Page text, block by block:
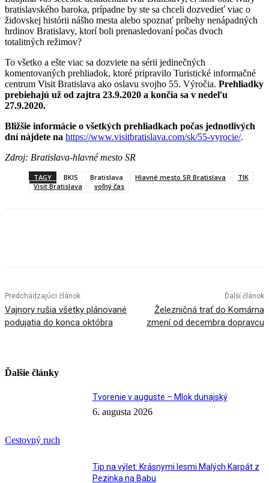
bratislavského baroka, prípadne by ste sa chceli dozvedieť viac o
židovskej histórii nášho mesta alebo spoznať príbehy nenápadných
hrdinov Bratislavy, ktorí boli prenasledovaní počas dvoch
totalitných režimov?
To všetko a ešte viac sa dozviete na sérii jedinečných
komentovaných prehliadok, ktoré pripravilo Turistické informačné
centrum Visit Bratislava ako oslavu svojho 55. Výročia. Prehliadky
prebiehajú už od zajtra 23.9.2020 a končia sa v nedeľu
27.9.2020.
Bližšie informácie o všetkých prehliadkach počas jednotlivých
dní nájdete na https://www.visitbratislava.com/sk/55-vyrocie/.
Zdroj: Bratislava-hlavné mesto SR
TAGY BKIS Bratislava Hlavné mesto SR Bratislava
TIK
Visit Bratislava
voľný čas
Predchádzajúci článok
Vajnory rušia všetky plánované
podujatia do konca októbra
Ďalší článok
Železničná trať do Komárna
zmení od decembra dopravcu
Ďalšie články
Cestovný ruch
Tvorenie v auguste – Mlok dunajský
6. augusta 2026
Tip na výlet: Krásnymi lesmi Malých Karpát z
Pezinka na Babu